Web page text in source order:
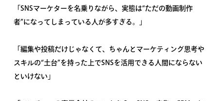
「SNSマーケターを名乗りながら、実態は“ただの動画制作
者”になってしまっている人が多すぎる。」
「編集や投稿だけじゃなくて、ちゃんとマーケティング思考や
スキルの“土台”を持った上でSNSを活用できる人間にならない
といけない」